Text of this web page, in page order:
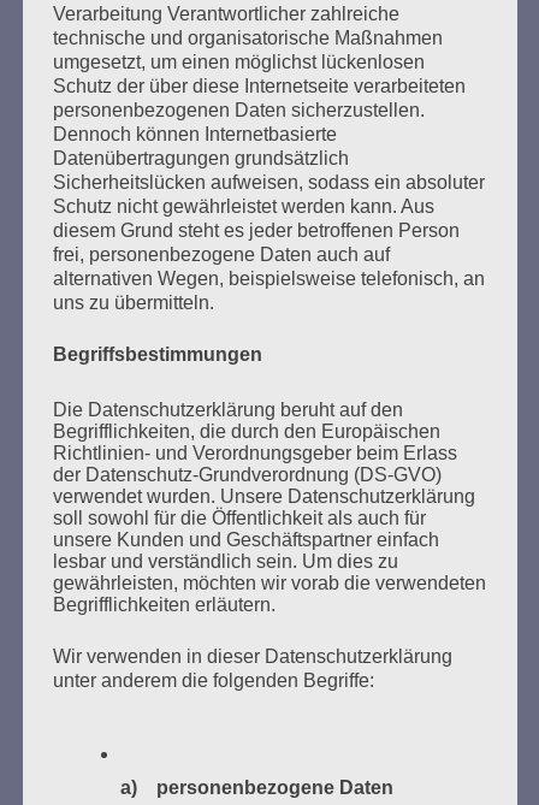
Wer gegen Nazis kämpft, kann sich auf den Staat
nicht verlassen.
Esther Bejarano - 17. November 2015
SUCHEN
MARATHONLESUNG AUS DEN
VERBRANNTEN BÜCHERN
Donnerstag, 21. Mai 2026, 11 – 18 Uhr
Verarbeitung Verantwortlicher zahlreiche
technische und organisatorische Maßnahmen
umgesetzt, um einen möglichst lückenlosen
Schutz der über diese Internetseite verarbeiteten
personenbezogenen Daten sicherzustellen.
Dennoch können Internetbasierte
Datenübertragungen grundsätzlich
Sicherheitslücken aufweisen, sodass ein absoluter
Schutz nicht gewährleistet werden kann. Aus
diesem Grund steht es jeder betroffenen Person
frei, personenbezogene Daten auch auf
alternativen Wegen, beispielsweise telefonisch, an
uns zu übermitteln.
Begriffsbestimmungen
Die Datenschutzerklärung beruht auf den
Begrifflichkeiten, die durch den Europäischen
Richtlinien- und Verordnungsgeber beim Erlass
der Datenschutz-Grundverordnung (DS-GVO)
verwendet wurden. Unsere Datenschutzerklärung
soll sowohl für die Öffentlichkeit als auch für
unsere Kunden und Geschäftspartner einfach
lesbar und verständlich sein. Um dies zu
gewährleisten, möchten wir vorab die verwendeten
Begrifflichkeiten erläutern.
Wir verwenden in dieser Datenschutzerklärung
unter anderem die folgenden Begriffe:
a) personenbezogene Daten